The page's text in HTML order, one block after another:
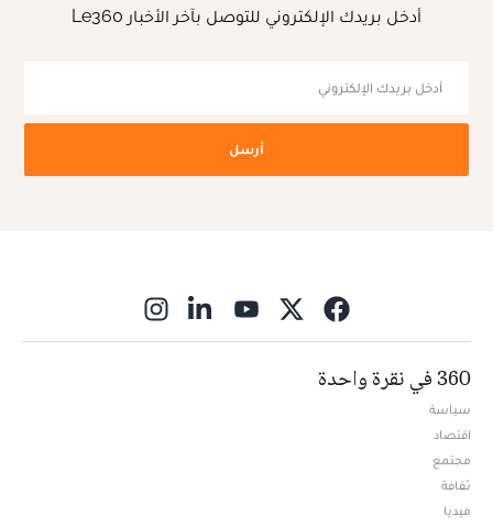
أدخل بريدك الإلكتروني للتوصل بآخر الأخبار Le360
أرسل
360 في نقرة واحدة
سياسة
اقتصاد
مجتمع
ثقافة
ميديا